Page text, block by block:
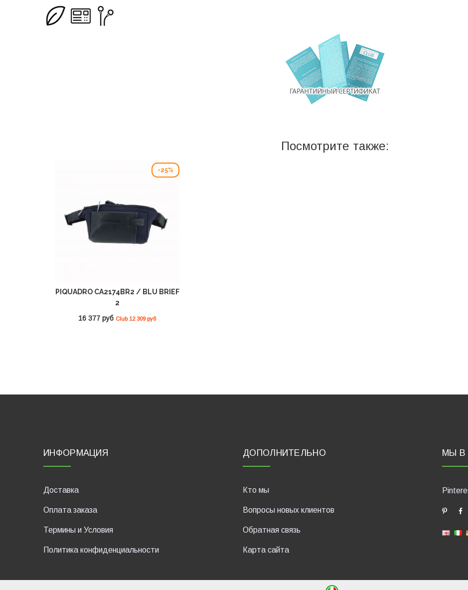
Посмотрите также:
-25%
PIQUADRO CA2174BR2 / BLU BRIEF
2
16 377 руб Club 12 309 руб
ИНФОРМАЦИЯ
Доставка
Оплата заказа
Термины и Условия
Политика конфиденциальности
ДОПОЛНИТЕЛЬНО
Кто мы
Вопросы новых клиентов
Обратная связь
Карта сайта
МЫ В